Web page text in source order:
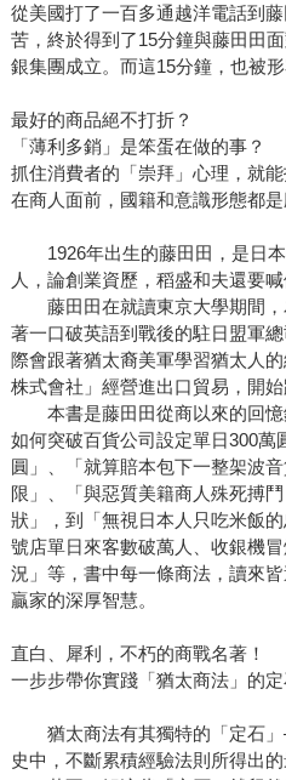
從美國打了一百多通越洋電話到
苦，終於得到了15分鐘與藤田田
銀集團成立。而這15分鐘，也被
最好的商品絕不打折？
「薄利多銷」是笨蛋在做的事？
抓住消費者的「崇拜」心理，就
在商人面前，國籍和意識形態都是
1926年出生的藤田田，是日本
人，論創業資歷，稻盛和夫還要喊
藤田田在就讀東京大學期間，
著一口破英語到戰後的駐日盟軍
際會跟著猶太裔美軍學習猶太人
株式會社」經營進出口貿易，開
本書是藤田田從商以來的回憶
如何突破百貨公司設定單日300萬
圓」、「就算賠本包下一整架波
限」、「與惡質美籍商人殊死搏
狀」，到「無視日本人只吃米飯
號店單日來客數破萬人、收銀機
況」等，書中每一條商法，讀來
贏家的深厚智慧。
直白、犀利，不朽的商戰名著！
一步步帶你實踐「猶太商法」的
猶太商法有其獨特的「定石」
史中，不斷累積經驗法則所得出的